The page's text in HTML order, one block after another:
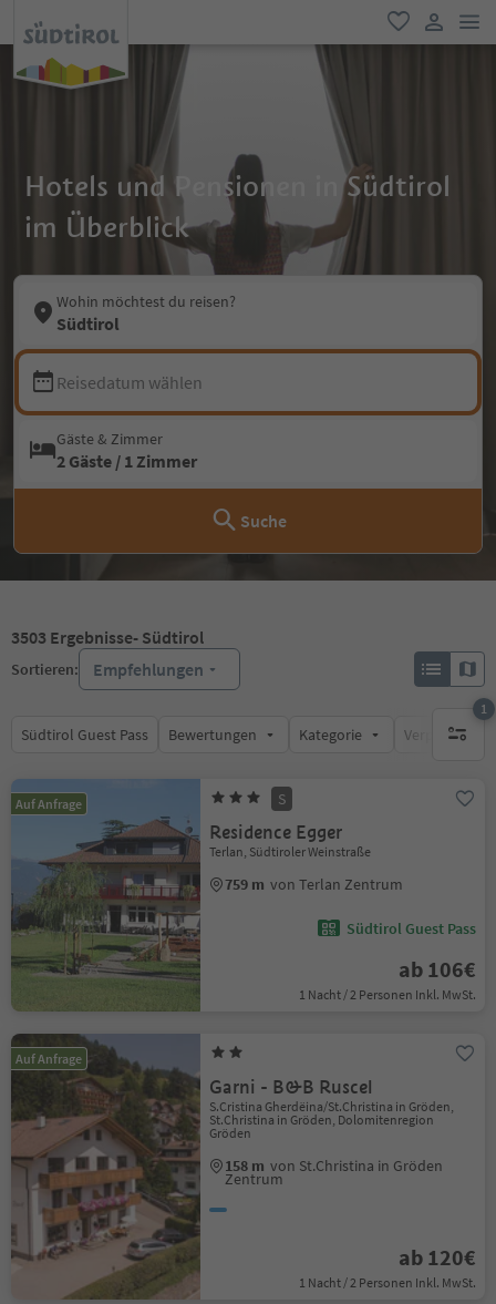
favorit
user link
Hotels und Pensionen in Südtirol
im Überblick
Wohin möchtest du reisen?
Südtirol
Reisedatum wählen
Gäste & Zimmer
2 Gäste / 1 Zimmer
Suche
3503 Ergebnisse- Südtirol
Sortieren: Empfehlungen
Südtirol Guest Pass Bewertungen Kategorie
1
1
Auf Anfrage S
Residence Egger
Terlan, Südtiroler Weinstraße
759 m von Terlan Zentrum
Südtirol Guest Pass
ab 106€
1 Nacht / 2 Personen Inkl. MwSt.
Auf Anfrage
Garni - B&B Ruscel
S.Cristina Gherdëina/St.Christina in Gröden,
St.Christina in Gröden, Dolomitenregion
Gröden
158 m von St.Christina in Gröden
Zentrum
ab 120€
1 Nacht / 2 Personen Inkl. MwSt.